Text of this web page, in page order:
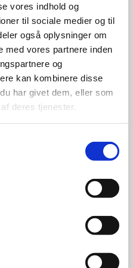
vores indhold og
til sociale medier og til
også oplysninger om
med vores partnere inden
og
kan kombinere disse
har givet dem, eller som
deres tjenester.
og stor
samarbejder vi
og mest